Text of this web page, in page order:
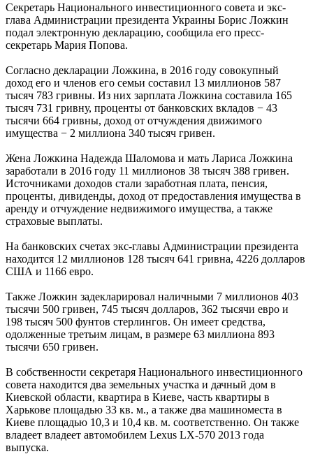
Секретарь Национального инвестиционного совета и экс-
глава Администрации президента Украины Борис Ложкин
подал электронную декларацию, сообщила его пресс-
секретарь Мария Попова.
Согласно декларации Ложкина, в 2016 году совокупный
доход его и членов его семьи составил 13 миллионов 587
тысяч 783 гривны. Из них зарплата Ложкина составила 165
тысяч 731 гривну, проценты от банковских вкладов − 43
тысячи 664 гривны, доход от отчуждения движимого
имущества − 2 миллиона 340 тысяч гривен.
Жена Ложкина Надежда Шаломова и мать Лариса Ложкина
заработали в 2016 году 11 миллионов 38 тысяч 388 гривен.
Источниками доходов стали заработная плата, пенсия,
проценты, дивиденды, доход от предоставления имущества в
аренду и отчуждение недвижимого имущества, а также
страховые выплаты.
На банковских счетах экс-главы Администрации президента
находится 12 миллионов 128 тысяч 641 гривна, 4226 долларов
США и 1166 евро.
Также Ложкин задекларировал наличными 7 миллионов 403
тысячи 500 гривен, 745 тысяч долларов, 362 тысячи евро и
198 тысяч 500 фунтов стерлингов. Он имеет средства,
одолженные третьим лицам, в размере 63 миллиона 893
тысячи 650 гривен.
В собственности секретаря Национального инвестиционного
совета находится два земельных участка и дачный дом в
Киевской области, квартира в Киеве, часть квартиры в
Харькове площадью 33 кв. м., а также два машиноместа в
Киеве площадью 10,3 и 10,4 кв. м. соответственно. Он также
владеет владеет автомобилем Lexus LX-570 2013 года
выпуска.